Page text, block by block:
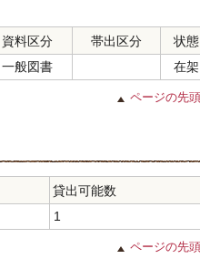
資料区分 帯出区分
状態
一般図書 在架
ページの先
貸出可能数
1
ページの先